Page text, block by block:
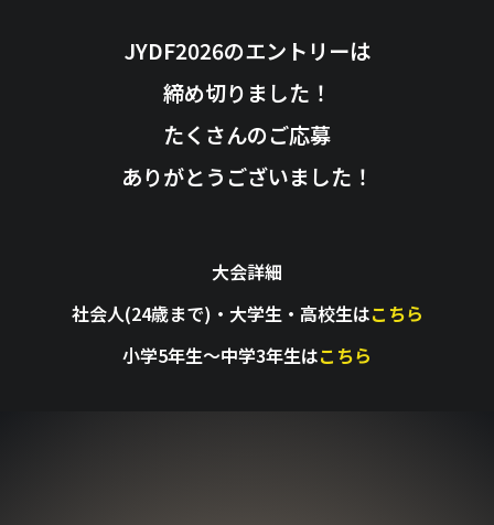
JYDF2026のエントリーは
締め切りました！
たくさんのご応募
ありがとうございました！
大会詳細
社会人(24歳まで) ・大学生・高校生はこちら
小学5年生〜中学3年生はこちら